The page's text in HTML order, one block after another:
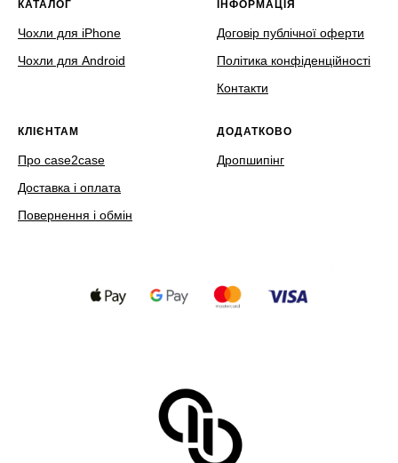
КАТАЛОГ
Чохли для iPhone
Чохли для Android
ІНФОРМАЦІЯ
Договір публічної оферти
Політика конфіденційності
Контакти
КЛІЄНТАМ
Про case2case
Доставка і оплата
Повернення і обмін
ДОДАТКОВО
Дропшипінг